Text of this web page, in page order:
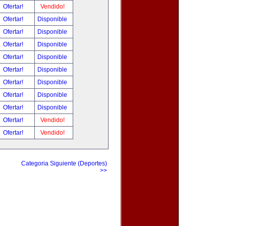
Ofertar!
Vendido!
Ofertar!
Disponible
Ofertar!
Disponible
Ofertar!
Disponible
Ofertar!
Disponible
Ofertar!
Disponible
Ofertar!
Disponible
Ofertar!
Disponible
Ofertar!
Disponible
Ofertar!
Vendido!
Ofertar! Vendido!
Categoria Siguiente (Deportes)
>>